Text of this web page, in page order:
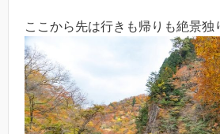
ここから先は行きも帰りも絶景独